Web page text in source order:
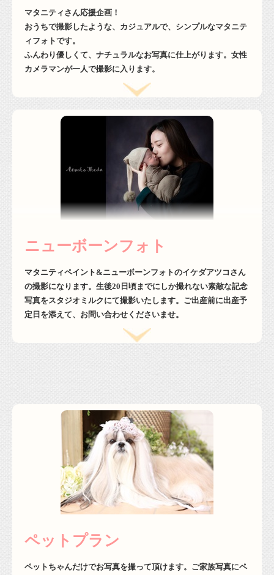
マタニティさん応援企画！
おうちで撮影したような、カジュアルで、シンプルなマタニテ
ィフォトです。
ふんわり優しくて、ナチュラルなお写真に仕上がります。女性
カメラマンが一人で撮影に入ります。
ニューボーンフォト
マタニティペイント&ニューボーンフォトのイケダアツコさん
の撮影になります。生後20日頃までにしか撮れない素敵な記念
写真をスタジオミルクにて撮影いたします。ご出産前に出産予
定日を添えて、お問い合わせくださいませ。
ペットプラン
ペットちゃんだけでお写真を撮って頂けます。ご家族写真にペ